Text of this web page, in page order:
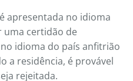
apresentada no idioma
uma certidão de
idioma do país anfitrião
a residência, é provável
rejeitada.